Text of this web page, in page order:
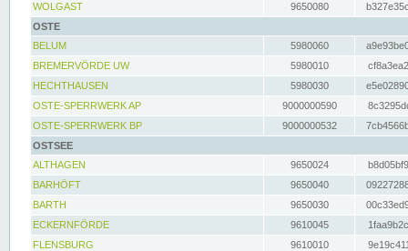
WOLGAST
9650080
OSTE
BELUM
5980060
BREMERVÖRDE UW
5980010
HECHTHAUSEN
5980030
OSTE-SPERRWERK AP
9000000590
OSTE-SPERRWERK BP
9000000532
OSTSEE
ALTHAGEN
9650024
BARHÖFT
9650040
BARTH
9650030
ECKERNFÖRDE
9610045
FLENSBURG
9610010